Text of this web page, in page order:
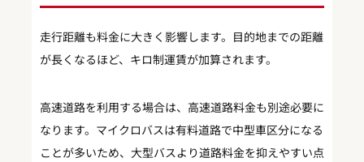
走行距離も料金に大きく影響します。目的地までの距離
が長くなるほど、キロ制運賃が加算されます。
高速道路を利用する場合は、高速道路料金も別途必要に
なります。マイクロバスは有料道路で中型車区分になる
ことが多いため、大型バスより道路料金を抑えやすい点